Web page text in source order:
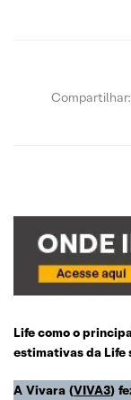
Compartilhar:
Life como o
estimativas da Life
A Vivara (VIVA3)